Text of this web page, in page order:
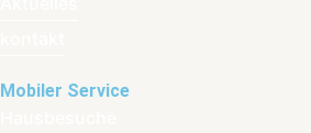
Mobiler Service